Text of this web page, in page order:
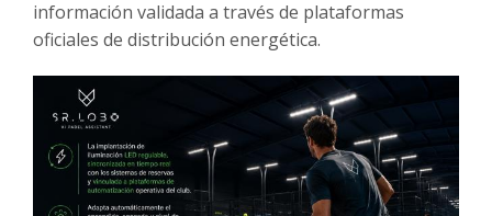
información validada a través de plataformas
oficiales de distribución energética.